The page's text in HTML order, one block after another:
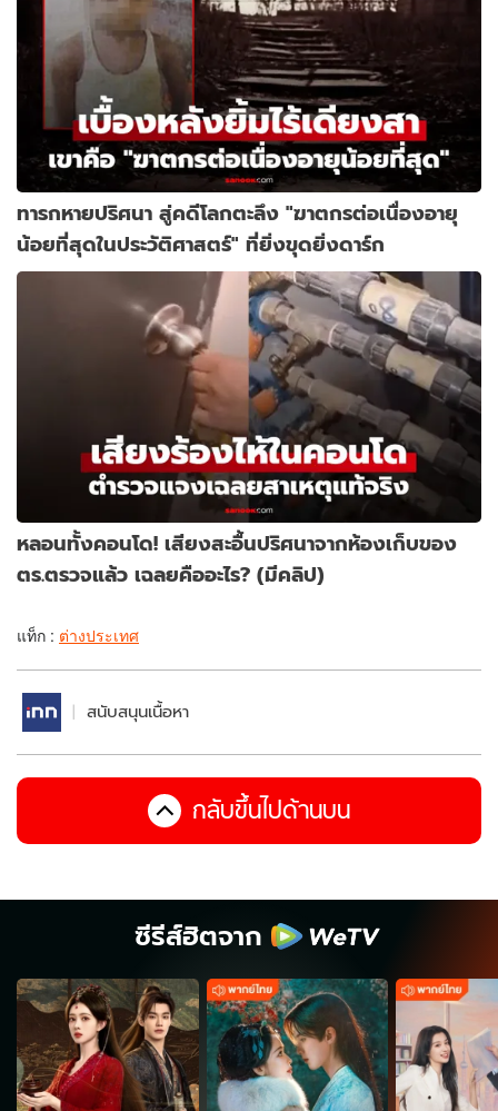
ทารกหายปริศนา สู่คดีโลกตะลึง "ฆาตกรต่อเนื่องอายุ
น้อยที่สุดในประวัติศาสตร์" ที่ยิ่งขุดยิ่งดาร์ก
หลอนทั้งคอนโด! เสียงสะอื้นปริศนาจากห้องเก็บของ
ตร.ตรวจแล้ว เฉลยคืออะไร? (มีคลิป)
แท็ก : ต่างประเทศ
สนับสนุนเนื้อหา
กลับขึ้นไปด้านบน
ซีรีส์ฮิตจาก